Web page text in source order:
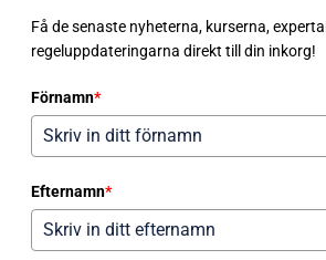
Få de senaste nyheterna, kurserna,
regeluppdateringarna direkt till din inkorg!
Förnamn*
Efternamn*